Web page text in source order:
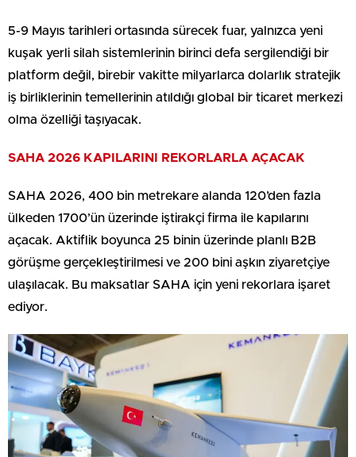
5-9 Mayıs tarihleri ortasında sürecek fuar, yalnızca yeni
kuşak yerli silah sistemlerinin birinci defa sergilendiği bir
platform değil, birebir vakitte milyarlarca dolarlık stratejik
iş birliklerinin temellerinin atıldığı global bir ticaret merkezi
olma özelliği taşıyacak.
SAHA 2026 KAPILARINI REKORLARLA AÇACAK
SAHA 2026, 400 bin metrekare alanda 120’den fazla
ülkeden 1700’ün üzerinde iştirakçi firma ile kapılarını
açacak. Aktiflik boyunca 25 binin üzerinde planlı B2B
görüşme gerçekleştirilmesi ve 200 bini aşkın ziyaretçiye
ulaşılacak. Bu maksatlar SAHA için yeni rekorlara işaret
ediyor.